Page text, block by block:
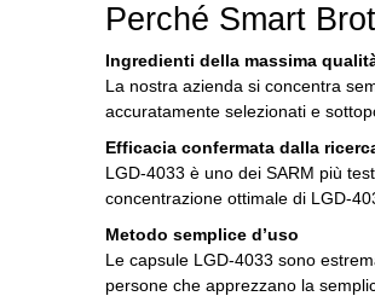
Perché Smart
Ingredienti della massima
La nostra azienda si concentra
accuratamente selezionati e
Efficacia confermata dalla
LGD-4033 è uno dei SARM più
concentrazione ottimale di LGD-
Metodo semplice d’uso
Le capsule LGD-4033 sono
persone che apprezzano la